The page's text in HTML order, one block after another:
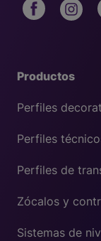
Productos
Perfiles
Perfiles
Perfiles de
Zócalos y
Sistemas de